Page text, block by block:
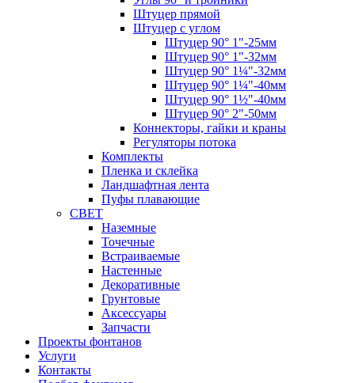
Штуцер прямой
Штуцер с углом
Штуцер 90° 1"-25мм
Штуцер 90° 1"-32мм
Штуцер 90° 1¼"-32мм
Штуцер 90° 1¼"-40мм
Штуцер 90° 1½"-40мм
Штуцер 90° 2"-50мм
Коннекторы, гайки и краны
Регуляторы потока
Комплекты
Пленка и склейка
Ландшафтная лента
Пуфы плавающие
СВЕТ
Наземные
Точечные
Встраиваемые
Настенные
Декоративные
Грунтовые
Аксессуары
Запчасти
Проекты фонтанов
Услуги
Контакты